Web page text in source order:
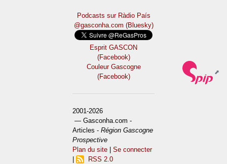
Podcasts sur Ràdio País
@gasconha.com (Bluesky)
Esprit GASCON
(Facebook)
Couleur Gascogne
(Facebook)
2001-2026
— Gasconha.com -
Articles -Région Gascogne
Prospective
Plan du site |Se connecter
RSS 2.0